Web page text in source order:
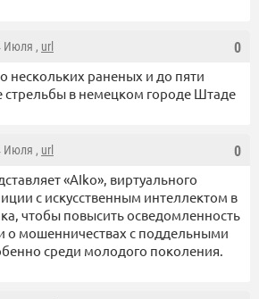
0
Июля , url
нескольких раненых и до пяти
стрельбы в немецком городе Штаде
0
Июля , url
«AIko», виртуального
с искусственным интеллектом в
чтобы повысить осведомленность
о мошенничествах с поддельными
среди молодого поколения.